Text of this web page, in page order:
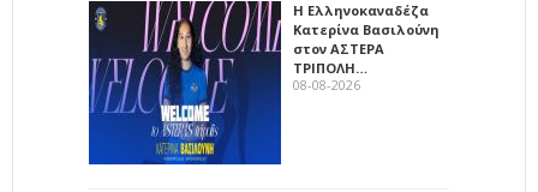
Η Ελληνοκαναδέζα
Κατερίνα Βασιλούνη
στον ΑΣΤΕΡΑ
ΤΡΙΠΟΛΗ…
08-08-2026